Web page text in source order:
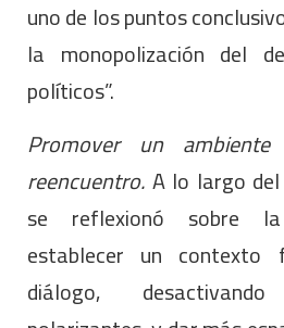
uno de los puntos
la monopolización del
políticos”.
Promover un
reencuentro.A lo largo
se reflexionó sobre
establecer un contexto
diálogo,